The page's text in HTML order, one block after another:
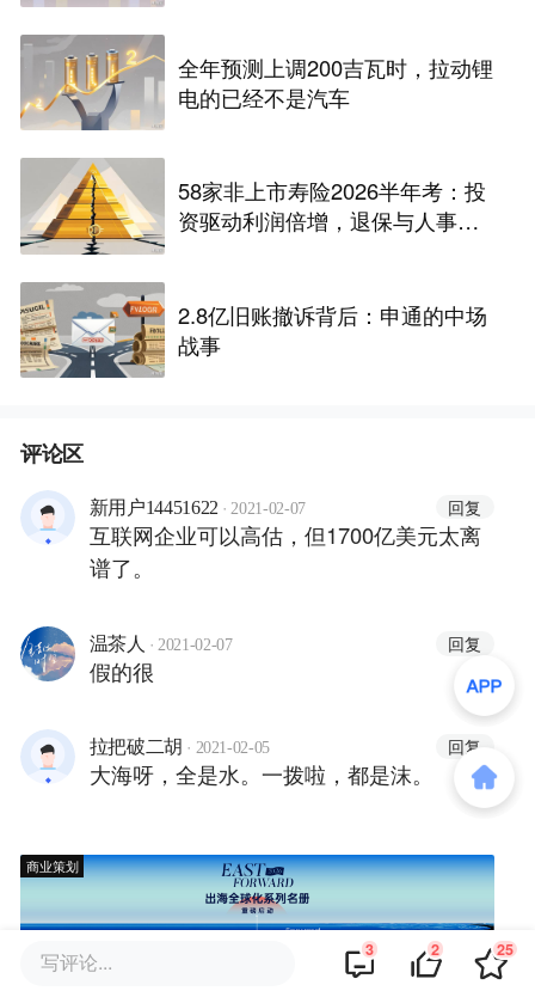
全年预测上调200吉瓦时，拉动锂
电的已经不是汽车
58家非上市寿险2026半年考：投
资驱动利润倍增，退保与人事风
2.8亿旧账撤诉背后：申通的中场
战事
评论区
新用户14451622 · 2021-02-07 回复
互联网企业可以高估，但1700亿美元太离
谱了。
温茶人 · 2021-02-07 回复
假的很
拉把破二胡 · 2021-02-05 回复
大海呀，全是水。一拨啦，都是沫。
商业策划
写评论... 3 2 25